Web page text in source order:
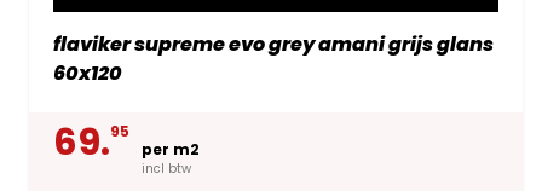
flaviker supreme evo grey amani grijs glans
60x120
69.95
per m2
incl btw